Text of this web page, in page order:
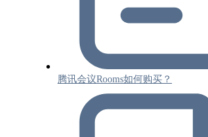
腾讯会议Rooms如何购买？